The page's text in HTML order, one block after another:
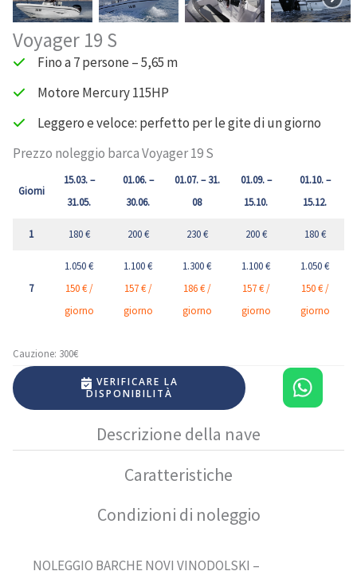
Voyager 19 S
Fino a 7 persone – 5,65 m
Motore Mercury 115HP
Leggero e veloce: perfetto per le gite di un giorno
Prezzo noleggio barca Voyager 19 S
Giorni
15.03. –
31.05.
01.06. –
30.06.
01.07. – 31.
08
01.09. –
15.10.
01.10. –
15.12.
1 180 € 200 € 230 € 200 € 180 €
7
1.050 €
150 € /
giorno
1.100 €
157 € /
giorno
1.300 €
186 € /
giorno
1.100 €
157 € /
giorno
1.050 €
150 € /
giorno
Cauzione: 300€
VERIFICARE LA
DISPONIBILITÀ
Descrizione della nave
Caratteristiche
Condizioni di noleggio
NOLEGGIO BARCHE NOVI VINODOLSKI –